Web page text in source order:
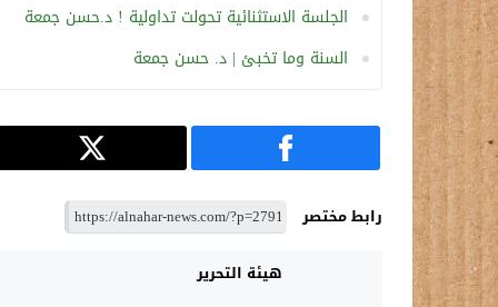
الجلسة الاستثنائية تحولت تداولية ! د.حسن جمعة
السنة وما تخبئ | د. حسن جمعة
رابط مختصر
هيئة التحرير